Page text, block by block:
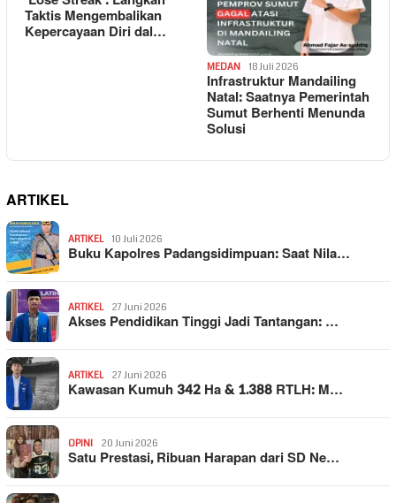
Taktis Mengembalikan
Kepercayaan Diri dal…
MEDAN 18 Juli 2026
Infrastruktur Mandailing
Natal: Saatnya Pemerintah
Sumut Berhenti Menunda
Solusi
ARTIKEL
ARTIKEL 10 Juli 2026
Buku Kapolres Padangsidimpuan: Saat Nila…
ARTIKEL 27 Juni 2026
Akses Pendidikan Tinggi Jadi Tantangan: …
ARTIKEL 27 Juni 2026
Kawasan Kumuh 342 Ha & 1.388 RTLH: M…
OPINI 20 Juni 2026
Satu Prestasi, Ribuan Harapan dari SD Ne…